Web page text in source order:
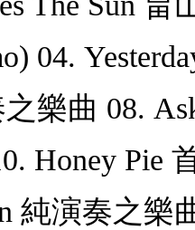
04.
樂曲 08.
Honey
純演奏之樂